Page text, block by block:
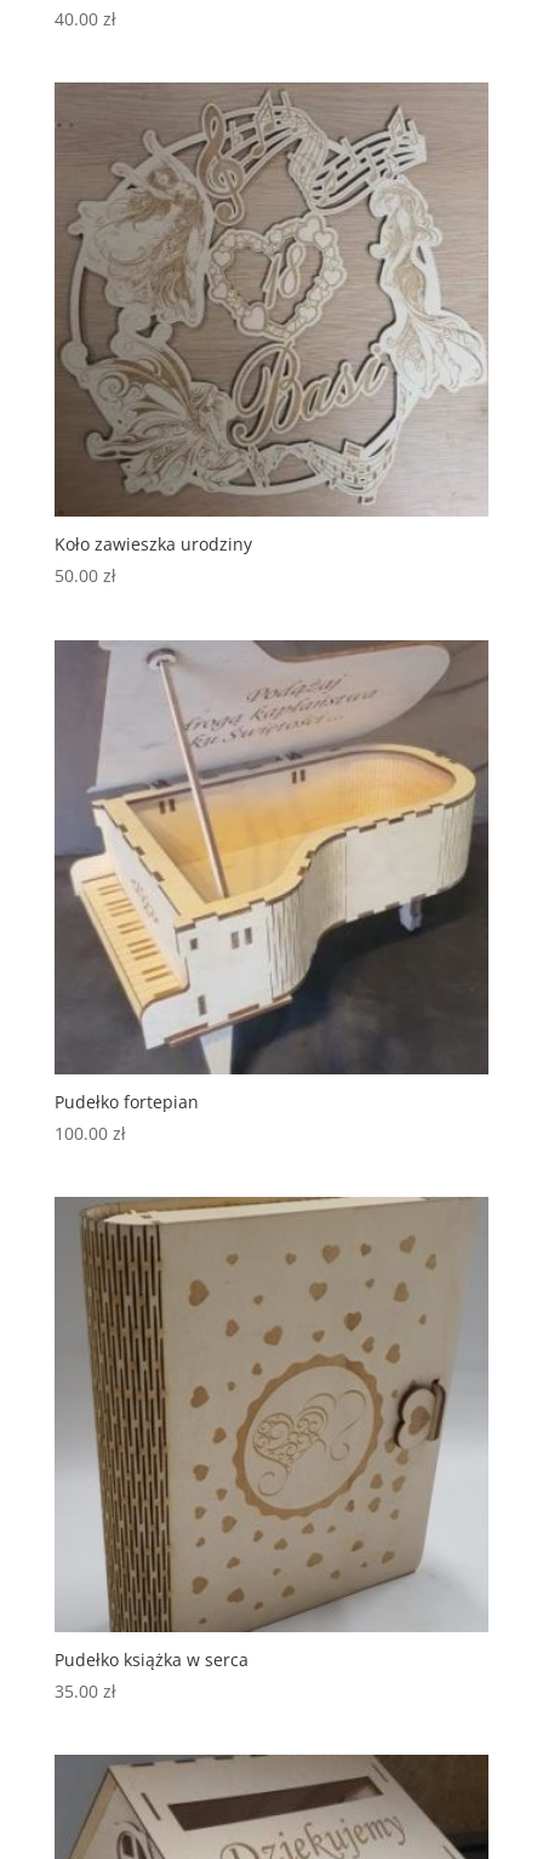
40.00 zł
Koło zawieszka urodziny
50.00 zł
Pudełko fortepian
100.00 zł
Pudełko książka w serca
35.00 zł